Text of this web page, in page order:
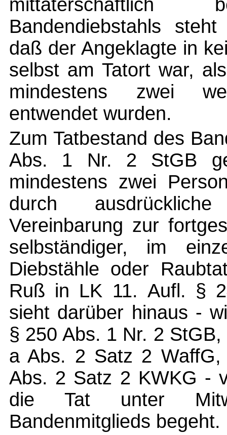
mittäterschaftlich
Bandendiebstahls
daß der Angeklagte in
selbst am Tatort war,
mindestens zwei
entwendet wurden.
Zum Tatbestand des
Abs. 1 Nr. 2 StGB
mindestens zwei
durch
Vereinbarung zur
selbständiger, im
Diebstähle oder
Ruß in LK 11. Aufl. §
sieht darüber hinaus -
§ 250 Abs. 1 Nr. 2
a Abs. 2 Satz 2
Abs. 2 Satz 2 KWKG -
die Tat unter
Bandenmitglieds begeht.